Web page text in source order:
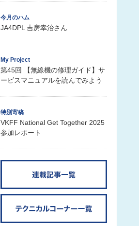
今月のハム
JA4DPL 吉房幸治さん
My Project
第45回 【無線機の修理ガイド】サ
ービスマニュアルを読んでみよう
特別寄稿
VKFF National Get Together 2025
参加レポート